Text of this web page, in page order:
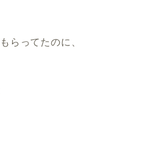
らってたのに、